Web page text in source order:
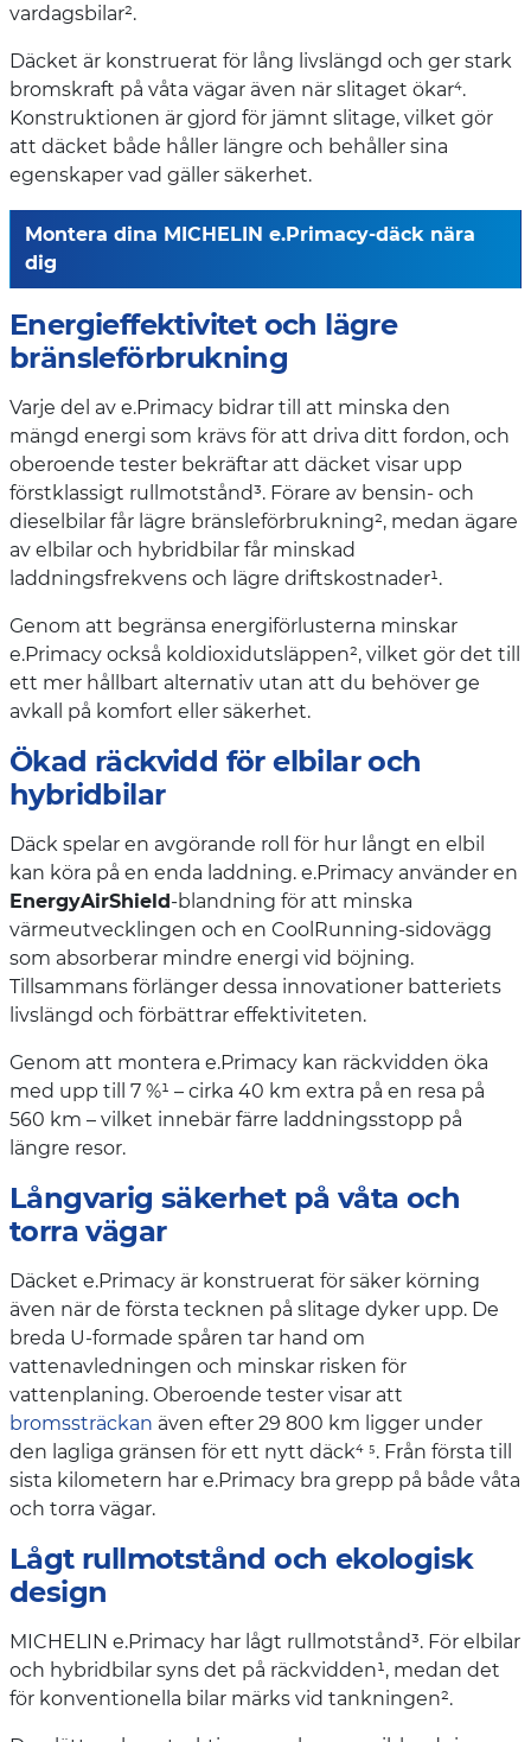
vardagsbilar².
Däcket är konstruerat för lång livslängd och ger stark
bromskraft på våta vägar även när slitaget ökar⁴.
Konstruktionen är gjord för jämnt slitage, vilket gör
att däcket både håller längre och behåller sina
egenskaper vad gäller säkerhet.
Montera dina MICHELIN e.Primacy-däck nära
dig
Energieffektivitet och lägre
bränsleförbrukning
Varje del av e.Primacy bidrar till att minska den
mängd energi som krävs för att driva ditt fordon, och
oberoende tester bekräftar att däcket visar upp
förstklassigt rullmotstånd³. Förare av bensin- och
dieselbilar får lägre bränsleförbrukning², medan ägare
av elbilar och hybridbilar får minskad
laddningsfrekvens och lägre driftskostnader¹.
Genom att begränsa energiförlusterna minskar
e.Primacy också koldioxidutsläppen², vilket gör det till
ett mer hållbart alternativ utan att du behöver ge
avkall på komfort eller säkerhet.
Ökad räckvidd för elbilar och
hybridbilar
Däck spelar en avgörande roll för hur långt en elbil
kan köra på en enda laddning. e.Primacy använder en
EnergyAirShield-blandning för att minska
värmeutvecklingen och en CoolRunning-sidovägg
som absorberar mindre energi vid böjning.
Tillsammans förlänger dessa innovationer batteriets
livslängd och förbättrar effektiviteten.
Genom att montera e.Primacy kan räckvidden öka
med upp till 7 %¹ – cirka 40 km extra på en resa på
560 km – vilket innebär färre laddningsstopp på
längre resor.
Långvarig säkerhet på våta och
torra vägar
Däcket e.Primacy är konstruerat för säker körning
även när de första tecknen på slitage dyker upp. De
breda U-formade spåren tar hand om
vattenavledningen och minskar risken för
vattenplaning. Oberoende tester visar att
bromssträckan även efter 29 800 km ligger under
den lagliga gränsen för ett nytt däck⁴ ⁵. Från första till
sista kilometern har e.Primacy bra grepp på både våta
och torra vägar.
Lågt rullmotstånd och ekologisk
design
MICHELIN e.Primacy har lågt rullmotstånd³. För elbilar
och hybridbilar syns det på räckvidden¹, medan det
för konventionella bilar märks vid tankningen².